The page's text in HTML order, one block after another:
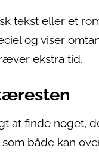
tekst eller et
og viser
ekstra tid.
at finde noget,
både kan